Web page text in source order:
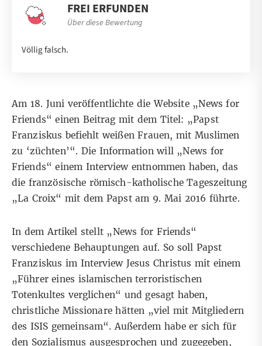
FREI ERFUNDEN
Über diese Bewertung
Völlig falsch.
Am 18. Juni veröffentlichte die Website „News for
Friends“ einen Beitragmit dem Titel: „Papst
Franziskus befiehlt weißen Frauen, mit Muslimen
zu ‘züchten’“. Die Information will „News for
Friends“ einem Interview entnommen haben, das
die französische römisch-katholische Tageszeitung
„La Croix“ mit dem Papst am 9. Mai 2016 führte.
In dem Artikel stellt „News for Friends“
verschiedene Behauptungen auf. So soll Papst
Franziskus im Interview Jesus Christus mit einem
„Führer eines islamischen terroristischen
Totenkultes verglichen“ und gesagt haben,
christliche Missionare hätten „viel mit Mitgliedern
des ISIS gemeinsam“. Außerdem habe er sich für
den Sozialismus ausgesprochen und zugegeben,